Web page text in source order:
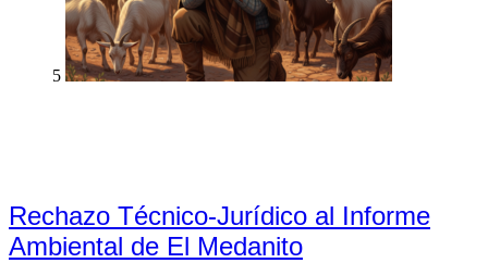
5
Rechazo Técnico-Jurídico al Informe
Ambiental de El Medanito